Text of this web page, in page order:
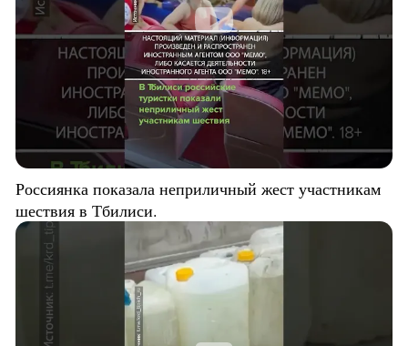
Россиянка показала неприличный жест участникам
шествия в Тбилиси.